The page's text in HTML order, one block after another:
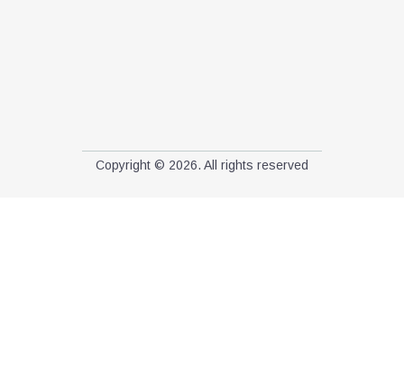
Copyright © 2026. All rights reserved